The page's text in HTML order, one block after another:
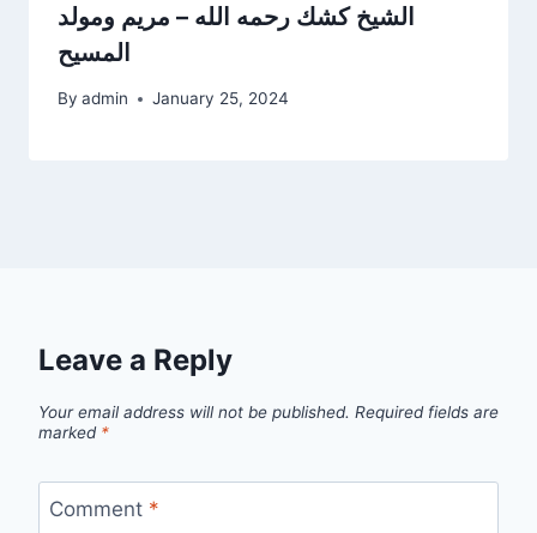
الشيخ كشك رحمه الله – مريم ومولد
المسيح
By admin January 25, 2024
Leave a Reply
Your email address will not be published. Required fields are
marked *
Comment *